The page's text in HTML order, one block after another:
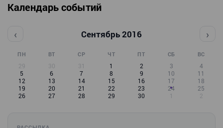
Календарь событий
‹ Сентябрь 2016 ›
ПН ВТ СР ЧТ ПТ СБ ВС
29 30 31 1 2 3
4
5
6 7 8 9 10
11
12
13 14 15 16 17
18
19
20 21 22 23 24
25
26
27 28 29 30 1 2